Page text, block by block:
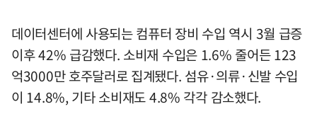
데이터센터에 사용되는 컴퓨터 장비 수입 역시 3월 급증
이후 42% 급감했다. 소비재 수입은 1.6% 줄어든 123
억3000만 호주달러로 집계됐다. 섬유·의류·신발 수입
이 14.8%, 기타 소비재도 4.8% 각각 감소했다.